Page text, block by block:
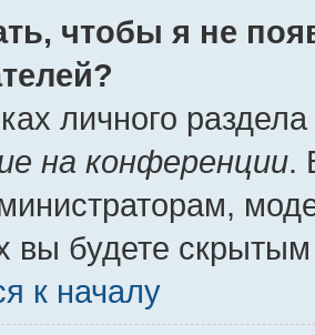
чтобы я не
личного
на конференции.
вы будете
к началу